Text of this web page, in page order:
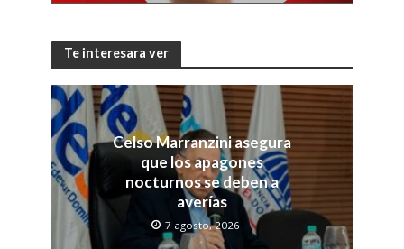
Te interesara ver
Celso Marranzini asegura
que los apagones
nocturnos se deben a
averías
7 agosto, 2026